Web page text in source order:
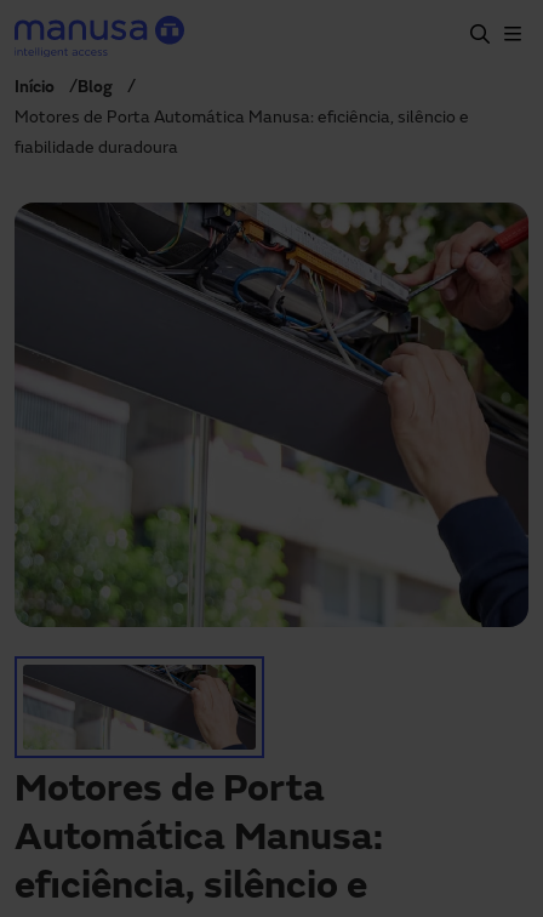
Passar para o conteúdo principal
Produtos e setores
Serviços
Especificação
Blog
Sobre nós
portugal@manusa.com
Precisa de assistência?
Downloads
Contacto
Início
Blog
Motores de Porta Automática Manusa: eficiência, silêncio e
fiabilidade duradoura
Motores de Porta
Automática Manusa:
eficiência, silêncio e